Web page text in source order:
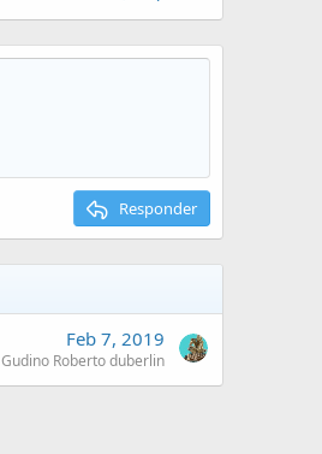
Responder
Feb 7, 2019
Gudino Roberto duberlin